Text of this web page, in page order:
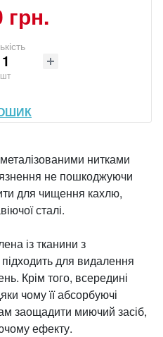
грн.
шт
нитками
не пошкоджуючи
для чищення кахлю,
сталі.
​​із тканини з
для видалення
Крім того, всередині
чому її абсорбуючі
заощадити миючий засіб,
ефекту.